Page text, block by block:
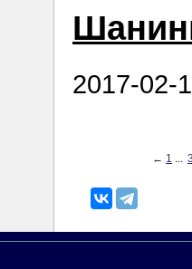
2017-02-
← 1 ...